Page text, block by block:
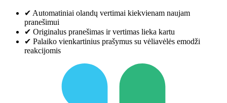
✔ Automatiniai olandų vertimai kiekvienam naujam
pranešimui
✔ Originalus pranešimas ir vertimas lieka kartu
✔ Palaiko vienkartinius prašymus su vėliavėlės emodži
reakcijomis